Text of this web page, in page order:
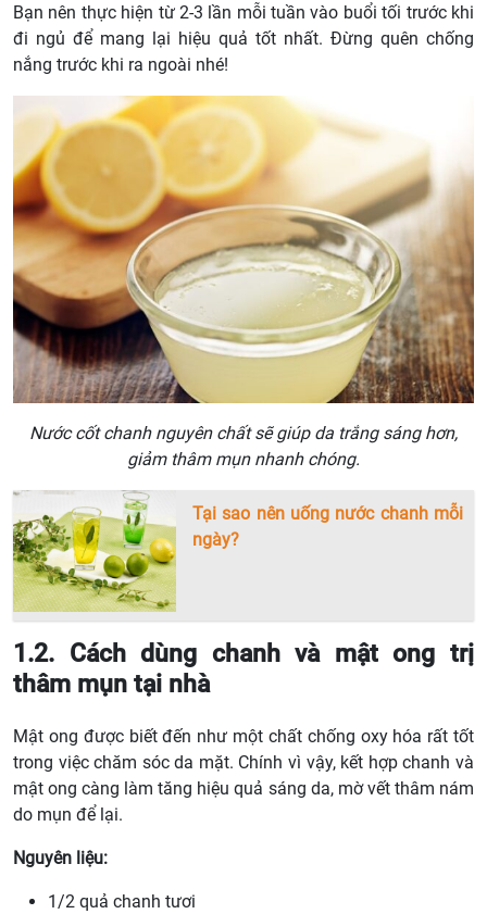
Bạn nên thực hiện từ 2-3 lần mỗi tuần vào buổi tối trước khi
đi ngủ để mang lại hiệu quả tốt nhất. Đừng quên chống
nắng trước khi ra ngoài nhé!
Nước cốt chanh nguyên chất sẽ giúp da trắng sáng hơn,
giảm thâm mụn nhanh chóng.
Tại sao nên uống nước chanh mỗi
ngày?
1.2. Cách dùng chanh và mật ong trị
thâm mụn tại nhà
Mật ong được biết đến như một chất chống oxy hóa rất tốt
trong việc chăm sóc da mặt. Chính vì vậy, kết hợp chanh và
mật ong càng làm tăng hiệu quả sáng da, mờ vết thâm nám
do mụn để lại.
Nguyên liệu:
1/2 quả chanh tươi